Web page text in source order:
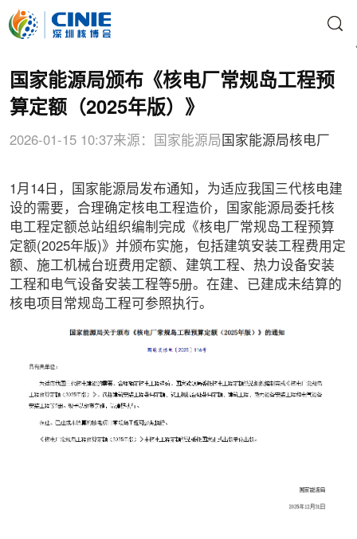
国家能源局颁布《核电厂常规岛工程预
算定额（2025年版）》
2026-01-15 10:37来源：国家能源局 国家能源局核电厂
1月14日，国家能源局发布通知，为适应我国三代核电建
设的需要，合理确定核电工程造价，国家能源局委托核
电工程定额总站组织编制完成《核电厂常规岛工程预算
定额(2025年版)》并颁布实施，包括建筑安装工程费用定
额、施工机械台班费用定额、建筑工程、热力设备安装
工程和电气设备安装工程等5册。在建、已建成未结算的
核电项目常规岛工程可参照执行。